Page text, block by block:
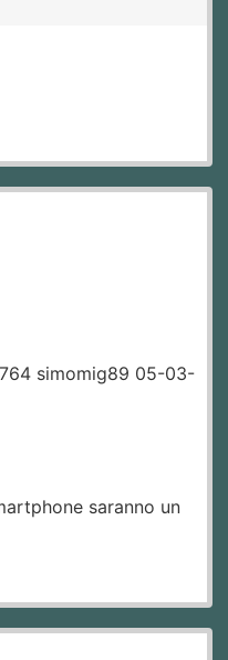
simomig89 05-03-
saranno un